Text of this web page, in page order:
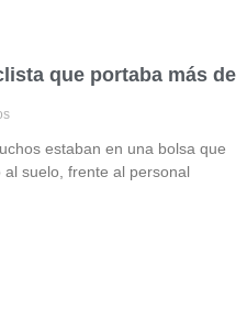
que portaba más de
estaban en una bolsa que
suelo, frente al personal